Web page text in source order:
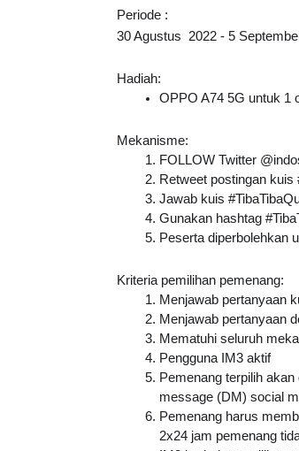
Periode :
30 Agustus  2022 - 5
Hadiah:
OPPO A74 5G untuk 1
Mekanisme:
FOLLOW Twitter
Retweet postingan kuis
Jawab kuis
Gunakan hashtag
Peserta diperbolehkan
Kriteria pemilihan pemenang:
Menjawab pertanyaan
Menjawab pertanyaan
Mematuhi seluruh
Pengguna IM3 aktif
Pemenang terpilih
message (DM) social
Pemenang harus
2x24 jam pemenang